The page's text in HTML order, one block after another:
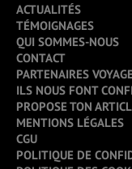
ACTUALITÉS
TÉMOIGNAGES
QUI SOMMES-NOUS
CONTACT
PARTENAIRES VOYAGE
ILS NOUS FONT
PROPOSE TON
MENTIONS LÉGALES
CGU
POLITIQUE DE